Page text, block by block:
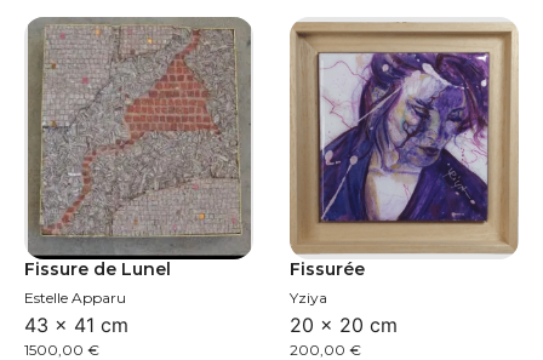
Fissure de Lunel
Estelle Apparu
43 × 41 cm
1500,00 €
Fissurée
Yziya
20 × 20 cm
200,00 €